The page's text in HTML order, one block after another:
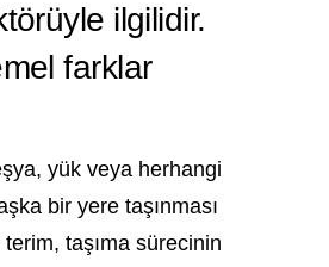
ilgilidir.
farklar
yük veya herhangi
bir yere taşınması
terim, taşıma sürecinin